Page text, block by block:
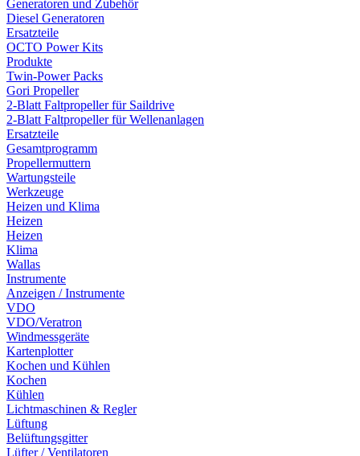
Generatoren und Zubehör
Diesel Generatoren
Ersatzteile
OCTO Power Kits
Produkte
Twin-Power Packs
Gori Propeller
2-Blatt Faltpropeller für Saildrive
2-Blatt Faltpropeller für Wellenanlagen
Ersatzteile
Gesamtprogramm
Propellermuttern
Wartungsteile
Werkzeuge
Heizen und Klima
Heizen
Heizen
Klima
Wallas
Instrumente
Anzeigen / Instrumente
VDO
VDO/Veratron
Windmessgeräte
Kartenplotter
Kochen und Kühlen
Kochen
Kühlen
Lichtmaschinen & Regler
Lüftung
Belüftungsgitter
Lüfter / Ventilatoren